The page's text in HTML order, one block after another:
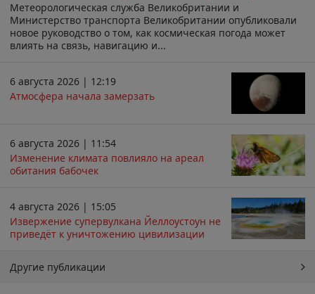
Метеорологическая служба Великобритании и
Министерство транспорта Великобритании опубликовали
новое руководство о том, как космическая погода может
влиять на связь, навигацию и...
6 августа 2026 | 12:19
Атмосфера начала замерзать
6 августа 2026 | 11:54
Изменение климата повлияло на ареал
обитания бабочек
4 августа 2026 | 15:05
Извержение супервулкана Йеллоустоун не
приведёт к уничтожению цивилизации
Другие публикации